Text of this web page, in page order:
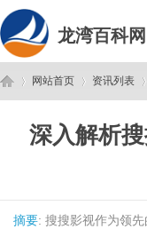
龙湾百科网
网站首页 资讯列表
深入解析
摘要: 搜搜影视作为领